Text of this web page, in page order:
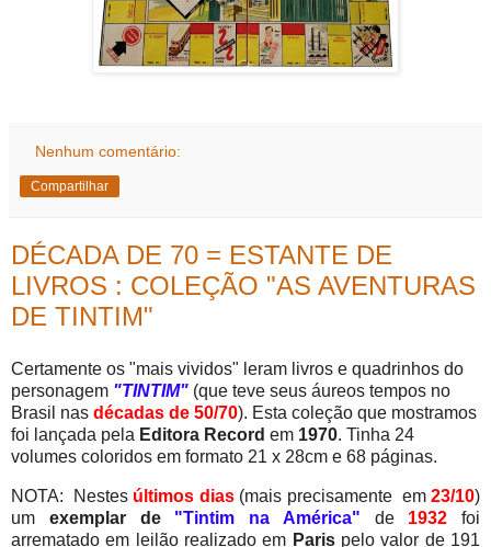
Nenhum comentário:
Compartilhar
DÉCADA DE 70 = ESTANTE DE
LIVROS : COLEÇÃO "AS AVENTURAS
DE TINTIM"
Certamente os "mais vividos" leram livros e quadrinhos do
personagem "TINTIM" (que teve seus áureos tempos no
Brasil nas décadas de 50/70). Esta coleção que mostramos
foi lançada pela Editora Record em 1970. Tinha 24
volumes coloridos em formato 21 x 28cm e 68 páginas.
NOTA: Nestes últimos dias(mais precisamente em23/10)
um exemplar de "Tintim na América" de 1932 foi
arrematado em leilão realizado em Parispelo valor de 191